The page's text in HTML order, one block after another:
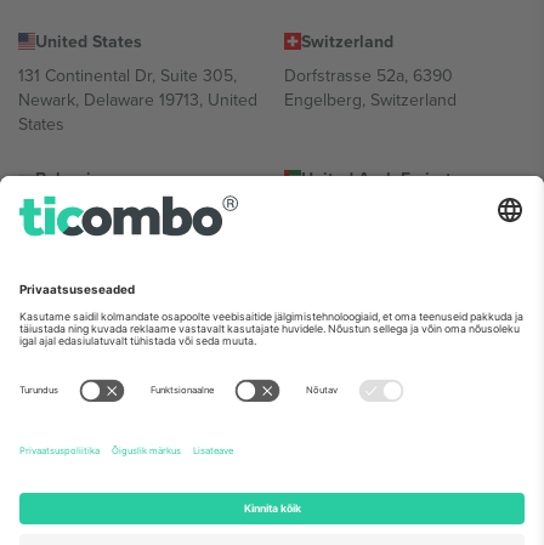
United States
131 Continental Dr, Suite 305,
Newark, Delaware 19713, United
States
Switzerland
Dorfstrasse 52a, 6390
Engelberg, Switzerland
Bulgaria
Regus Sofia City West, bul
Totleben 53-55, 1606 Sofia,
United Arab Emirates
UAE Dubai Silicon Oasis, DDP
Mexico
Av Chapultepec 360, Roma
Norte, Cuauhtémoc, 06700
Ciudad de México, CDMX,
sündmusest ja/või domeenist. Detailide jaoks vaata konkreetse
sündmuse lehte, impressumit ja tingimusi.,